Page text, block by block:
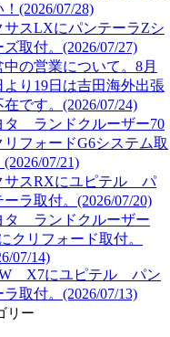
！(2026/07/28)
サスLXにパンテーラZシ
ズ取付。(2026/07/27)
中の営業について。8月
より19日は吉田海外出張
在です。(2026/07/24)
タ ランドクルーザー70
リフォードG6システム取
07/21)
サスRXにユピテル パ
ーラ取付。(2026/07/20)
タ ランドクルーザー
クリフォード取付。
07/14)
X7にユピテル パン
ラ取付。(2026/07/13)
リー